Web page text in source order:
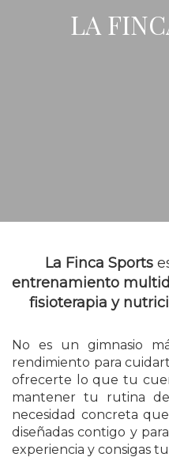
LA
La Finca Sports
entrenamiento
fisioterapia y
No es un gimnasio
rendimiento para
ofrecerte lo que tu
mantener tu rutina
necesidad concreta
diseñadas contigo y
experiencia y consigas